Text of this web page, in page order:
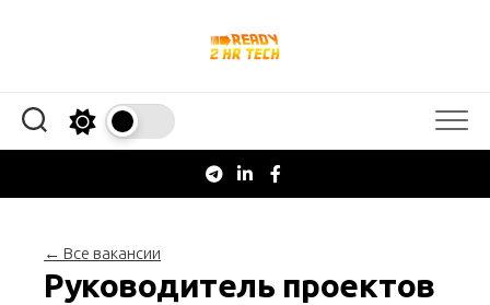
← Все вакансии
Руководитель проектов